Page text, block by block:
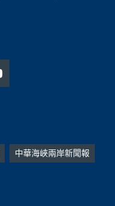
中華海峽兩岸新聞報